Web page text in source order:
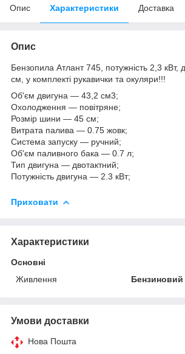
Опис Характеристики Доставка
Опис
Бензопила Атлант 745, потужність 2,3
см, у комплекті рукавички та окуляри!!!
Об'єм двигуна — 43,2 см3;
Охолодження — повітряне;
Розмір шини — 45 см;
Витрата палива — 0.75 жовк;
Система запуску — ручний;
Об'єм паливного бака — 0.7 л;
Тип двигуна — двотактний;
Потужність двигуна — 2.3 кВт;
Приховати
Характеристики
Основні
Живлення
Бензиновий
Умови доставки
Нова Пошта